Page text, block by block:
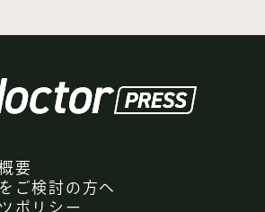
要
ご検討の方へ
ポリシー